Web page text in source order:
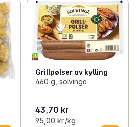
Grillpølser av kylling
460 g, solvinge
43,70 kr
95,00 kr /kg